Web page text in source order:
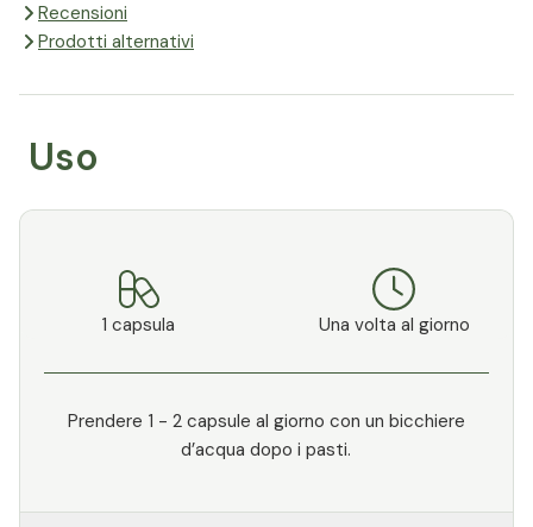
Recensioni
Prodotti alternativi
Uso
1 capsula Una volta al giorno
Prendere 1 - 2 capsule al giorno con un bicchiere
d’acqua dopo i pasti.